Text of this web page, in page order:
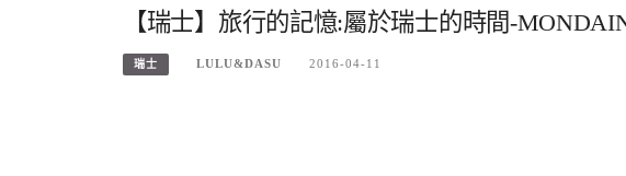
【瑞士】旅行的記憶:屬於瑞士的時間-
瑞士 LULU&DASU 2016-04-11